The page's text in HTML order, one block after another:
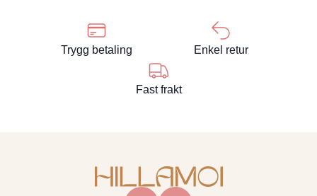
Trygg betaling Enkel retur
Fast frakt